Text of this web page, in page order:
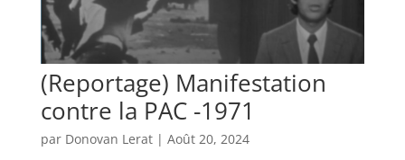
(Reportage) Manifestation
contre la PAC -1971
par Donovan Lerat| Août 20, 2024